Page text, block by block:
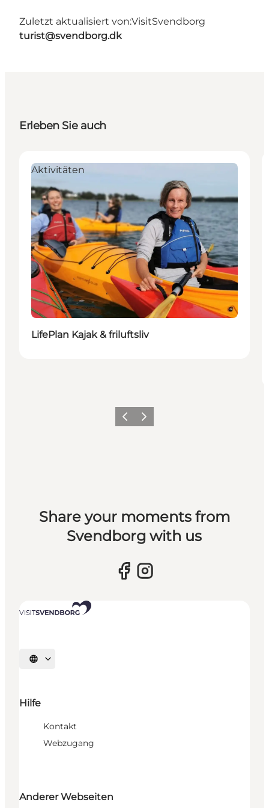
Zuletzt aktualisiert von:VisitSvendborg
turist@svendborg.dk
Erleben Sie auch
Aktivitäten
LifePlan Kajak & friluftsliv
Vorherige Folie
Nächste Folie
Share your moments from
Svendborg with us
Sprache auswählen
Hilfe
Kontakt
Webzugang
Anderer Webseiten